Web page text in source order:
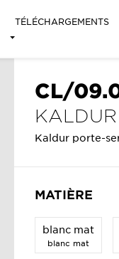
TÉLÉCHARGEMENTS
CL/
KALDUR
Kaldur porte-
MATIÈRE
blanc mat
blanc mat